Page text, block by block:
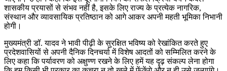
शासकीय प्रयासों से संभव नहीं है, इसके लिए राज्य के प्रत्येक नागरिक,
संस्थान और व्यावसायिक प्रतिष्ठान को आगे आकर अपनी महती भूमिका निभानी
होगी।
मुख्यमंत्री डॉ. यादव ने भावी पीढ़ी के सुरक्षित भविष्य को रेखांकित करते हुए
प्रदेशवासियों से अपनी दैनिक दिनचर्या में विशेष आदतों को सम्मिलित करने के
लिए कहा कि पर्यावरण को अक्षुण्ण रखने के लिए हमें यह दृढ़ संकल्प लेना होगा